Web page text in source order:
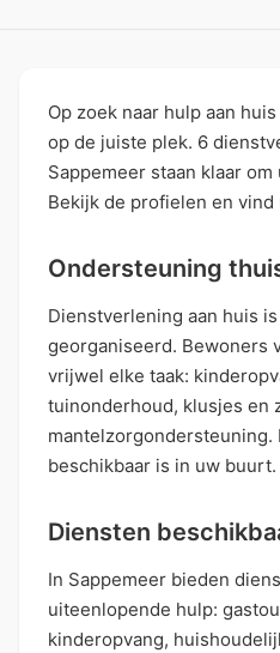
Op zoek naar hulp aan
op de juiste plek. 6
Sappemeer staan klaar
Bekijk de profielen en vind
Ondersteuning
Dienstverlening aan huis
georganiseerd. Bewoners
vrijwel elke taak:
tuinonderhoud, klusjes en
mantelzorgondersteuning.
beschikbaar is in uw buurt.
Diensten
In Sappemeer bieden
uiteenlopende hulp:
kinderopvang,